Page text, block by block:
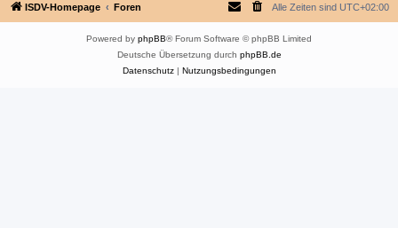
ISDV-Homepage Foren Alle Zeiten sind UTC+02:00
Powered by phpBB® Forum Software © phpBB Limited
Deutsche Übersetzung durch phpBB.de
Datenschutz| Nutzungsbedingungen